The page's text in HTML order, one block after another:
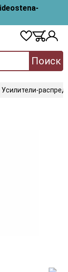
Поиск
Усилители-